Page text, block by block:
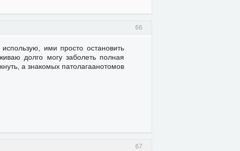
66
ими просто остановить
долго могу заболеть полная
а знакомых патолагаанотомов
67